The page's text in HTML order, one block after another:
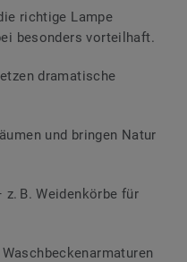
richtige Lampe
besonders vorteilhaft.
dramatische
und bringen Natur
B. Weidenkörbe für